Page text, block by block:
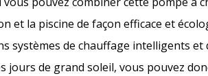
la piscine de façon efficace et
systèmes de chauffage intelligents et
jours de grand soleil, vous pouvez